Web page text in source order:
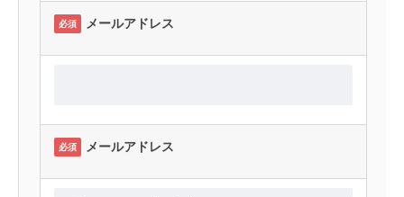
必須 メールアドレス
必須 メールアドレス